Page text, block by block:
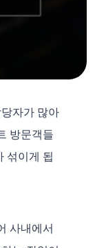
자가 많아
방문객들
섞이게 됩
사내에서